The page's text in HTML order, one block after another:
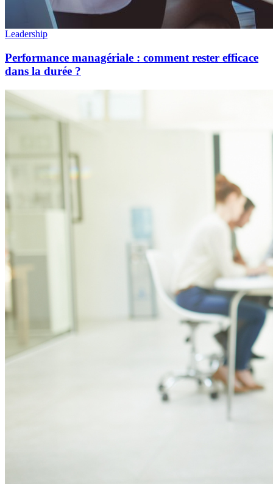
Leadership
Performance managériale : comment rester efficace
dans la durée ?